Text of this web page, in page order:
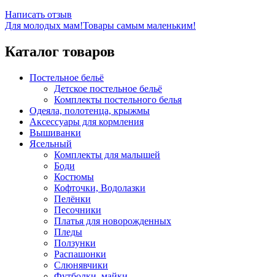
Написать отзыв
Для молодых мам!Товары самым маленьким!
Каталог товаров
Постельное бельё
Детское постельное бельё
Комплекты постельного белья
Одеяла, полотенца, крыжмы
Аксессуары для кормления
Вышиванки
Ясельный
Комплекты для малышей
Боди
Костюмы
Кофточки, Водолазки
Пелёнки
Песочники
Платья для новорожденных
Пледы
Ползунки
Распашонки
Слюнявчики